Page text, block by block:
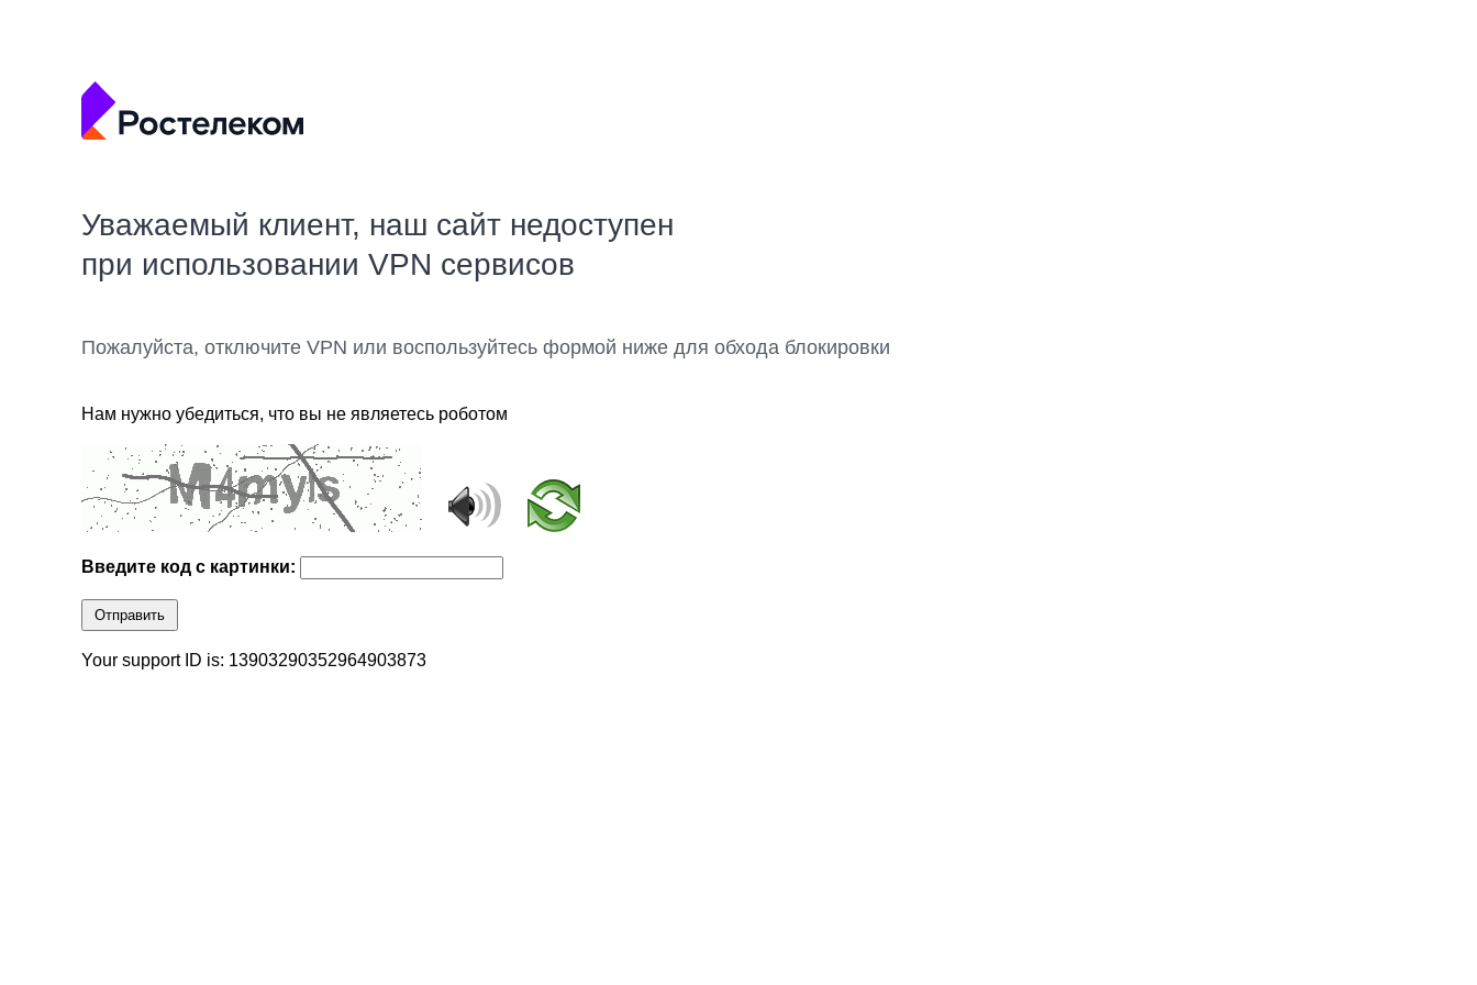
Уважаемый клиент, наш сайт недоступен
при использовании VPN сервисов
Пожалуйста, отключите VPN или воспользуйтесь формой ниже для обхода блокировки
Нам нужно убедиться, что вы не являетесь роботом
Введите код с картинки:
Отправить
Your support ID is: 13903290352964903873